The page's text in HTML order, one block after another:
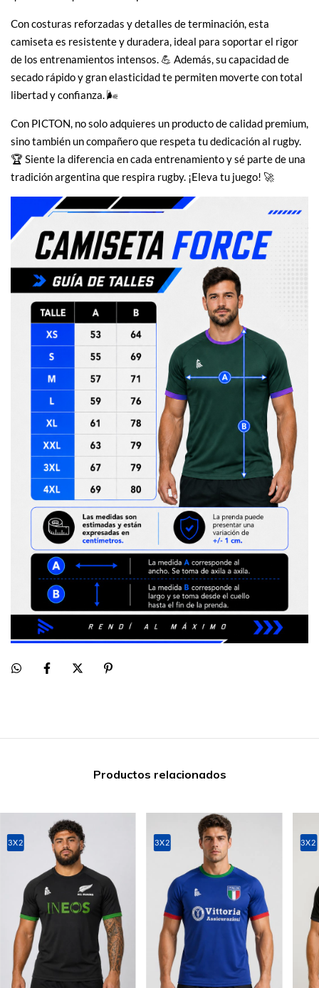
Con costuras reforzadas y detalles de terminación, esta
camiseta es resistente y duradera, ideal para soportar el rigor
de los entrenamientos intensos. 💪 Además, su capacidad de
secado rápido y gran elasticidad te permiten moverte con total
libertad y confianza. 🌬️
Con PICTON, no solo adquieres un producto de calidad premium,
sino también un compañero que respeta tu dedicación al rugby.
🏆 Siente la diferencia en cada entrenamiento y sé parte de una
tradición argentina que respira rugby. ¡Eleva tu juego! 🚀
Productos relacionados
3X2 3X2 3X2